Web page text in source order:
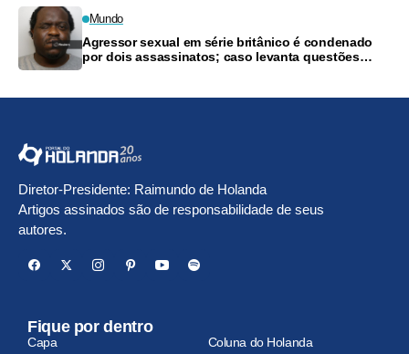
Mundo
Agressor sexual em série britânico é condenado
por dois assassinatos; caso levanta questões
Diretor-Presidente: Raimundo de Holanda
Artigos assinados são de responsabilidade de seus
autores.
Fique por dentro
Capa Coluna do Holanda